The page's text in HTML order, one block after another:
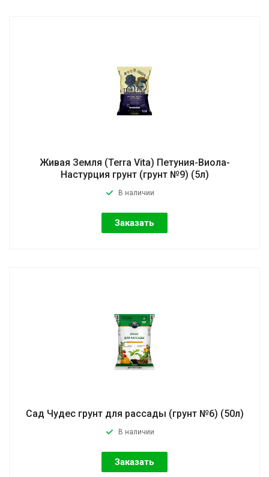
Живая Земля (Terra Vita) Петуния-Виола-
Настурция грунт (грунт №9) (5л)
В наличии
Заказать
Сад Чудес грунт для рассады (грунт №6) (50л)
В наличии
Заказать